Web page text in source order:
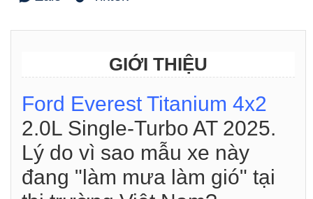
GIỚI THIỆU
Ford Everest Titanium 4x2
2.0L Single-Turbo AT 2025.
Lý do vì sao mẫu xe này
đang "làm mưa làm gió" tại